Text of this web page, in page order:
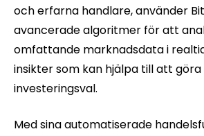
och erfarna handlare, använder
avancerade algoritmer för att
omfattande marknadsdata i
insikter som kan hjälpa till att
investeringsval.
Med sina automatiserade